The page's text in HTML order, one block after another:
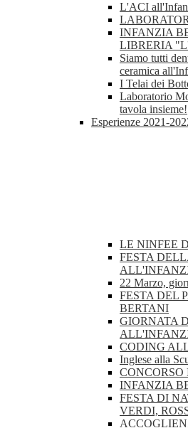
L'ACI
INFANZIA
LIBRERIA
Siamo tutti
ceramica
I Telai dei
Laboratorio
tavola insieme!
Esperienze 2021-
LE NINFEE
FESTA
22 Marzo,
FESTA DEL
BERTANI
GIORNATA
CODING
Inglese alla
CONCORSO
INFANZIA
FESTA DI
VERDI,